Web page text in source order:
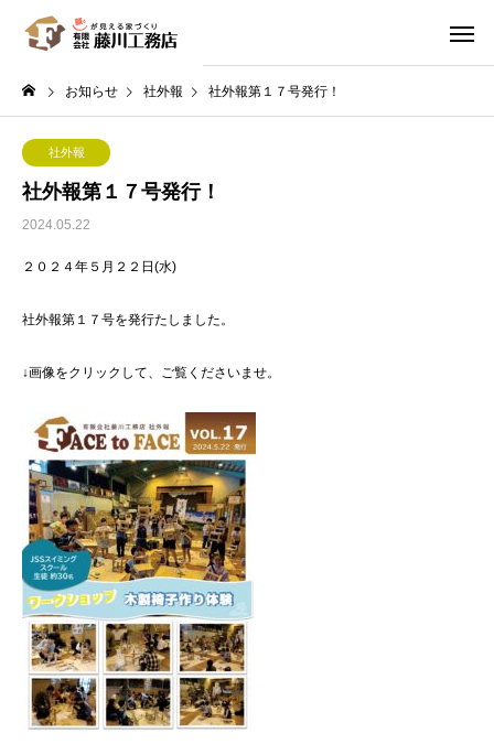
お知らせ 社外報 社外報第１７号発行！
社外報
社外報第１７号発行！
2024.05.22
２０２４年５月２２日(水)
社外報第１７号を発行たしました。
↓画像をクリックして、ご覧くださいませ。